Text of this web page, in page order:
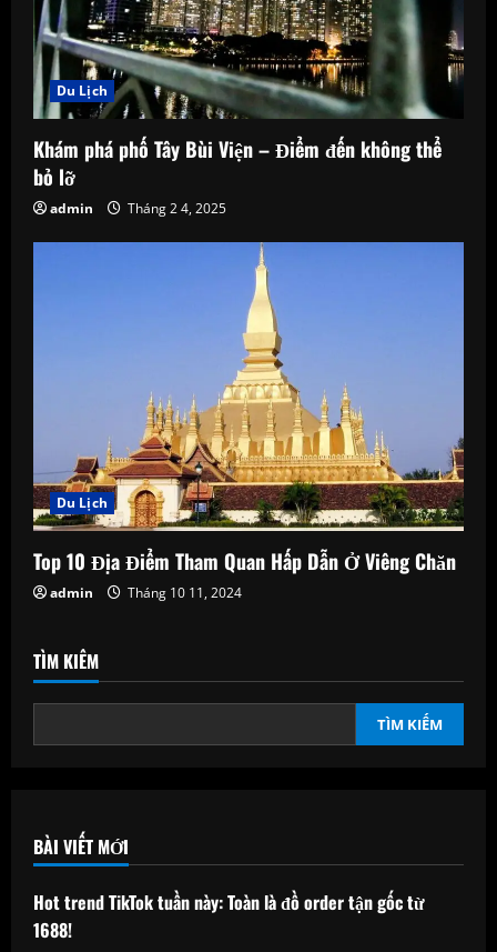
Du Lịch
Khám phá phố Tây Bùi Viện – Điểm đến không thể
bỏ lỡ
admin Tháng 2 4, 2025
Du Lịch
Top 10 Địa Điểm Tham Quan Hấp Dẫn Ở Viêng Chăn
admin Tháng 10 11, 2024
TÌM KIẾM
TÌM KIẾM
BÀI VIẾT MỚI
Hot trend TikTok tuần này: Toàn là đồ order tận gốc từ
1688!